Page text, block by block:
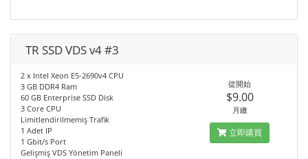
TR SSD VDS v4 #3
2 x Intel Xeon E5-2690v4 CPU
3 GB DDR4 Ram
60 GB Enterprise SSD Disk
3 Core CPU
Limitlendirilmemiş Trafik
1 Adet IP
1 Gbit/s Port
Gelişmiş VDS Yönetim Paneli
從開始
$9.00
月繳
立即購買